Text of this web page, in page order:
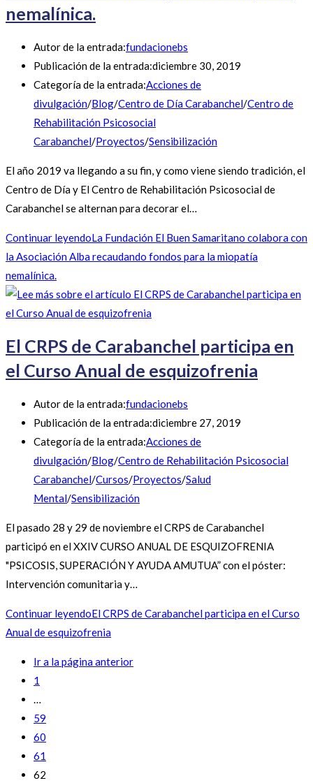
nemalínica.
Autor de la entrada:fundacionebs
Publicación de la entrada:diciembre 30, 2019
Categoría de la entrada:Acciones de
divulgación/Blog/Centro de Día Carabanchel/Centro de
Rehabilitación Psicosocial
Carabanchel/Proyectos/Sensibilización
El año 2019 va llegando a su fin, y como viene siendo tradición, el
Centro de Día y El Centro de Rehabilitación Psicosocial de
Carabanchel se alternan para decorar el…
Continuar leyendoLa Fundación El Buen Samaritano colabora con
la Asociación Alba recaudando fondos para la miopatía
nemalínica.
El CRPS de Carabanchel participa en
el Curso Anual de esquizofrenia
Autor de la entrada:fundacionebs
Publicación de la entrada:diciembre 27, 2019
Categoría de la entrada:Acciones de
divulgación/Blog/Centro de Rehabilitación Psicosocial
Carabanchel/Cursos/Proyectos/Salud
Mental/Sensibilización
El pasado 28 y 29 de noviembre el CRPS de Carabanchel
participó en el XXIV CURSO ANUAL DE ESQUIZOFRENIA
"PSICOSIS, SUPERACIÓN Y AYUDA AMUTUA” con el póster:
Intervención comunitaria y…
Continuar leyendoEl CRPS de Carabanchel participa en el Curso
Anual de esquizofrenia
Ir a la página anterior
1
…
59
60
61
62